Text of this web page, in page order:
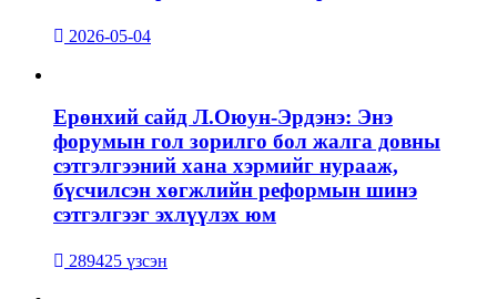
2026-05-04
Ерөнхий сайд Л.Оюун-Эрдэнэ: Энэ
форумын гол зорилго бол жалга довны
сэтгэлгээний хана хэрмийг нурааж,
бүсчилсэн хөгжлийн реформын шинэ
сэтгэлгээг эхлүүлэх юм
289425 үзсэн